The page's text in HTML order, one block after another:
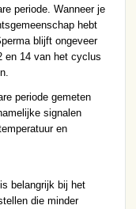
periode. Wanneer je
hebt
blijft ongeveer
en 14 van het cyclus
periode gemeten
signalen
en
belangrijk bij het
die minder